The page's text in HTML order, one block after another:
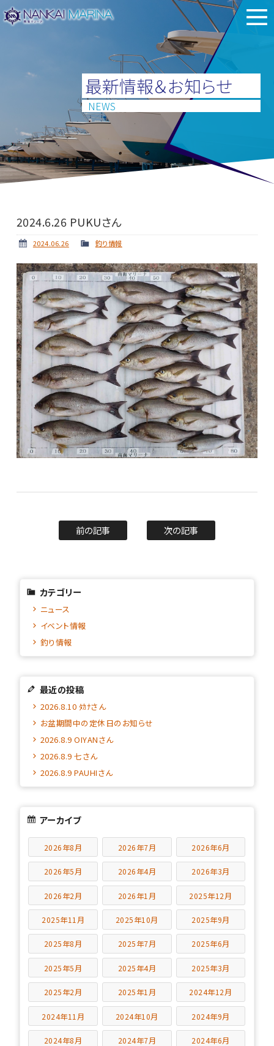
最新情報＆お知らせ
NEWS
2024.6.26 PUKUさん
2024.06.26 釣り情報
前の記事 次の記事
カテゴリー
ニュース
イベント情報
釣り情報
最近の投稿
2026.8.10 ﾀｶﾅさん
お盆期間中の定休日のお知らせ
2026.8.9 OIYANさん
2026.8.9 七さん
2026.8.9 PAUHIさん
アーカイブ
2026年8月 2026年7月 2026年6月
2026年5月 2026年4月 2026年3月
2026年2月 2026年1月 2025年12月
2025年11月 2025年10月 2025年9月
2025年8月 2025年7月 2025年6月
2025年5月 2025年4月 2025年3月
2025年2月 2025年1月 2024年12月
2024年11月 2024年10月 2024年9月
2024年8月 2024年7月 2024年6月